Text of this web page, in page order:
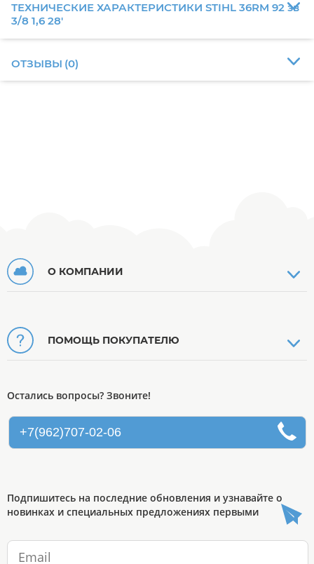
ТЕХНИЧЕСКИЕ ХАРАКТЕРИСТИКИ STIHL 36RM 92 зв
3/8 1,6 28'
ОТЗЫВЫ (0)
О КОМПАНИИ
ПОМОЩЬ ПОКУПАТЕЛЮ
Остались вопросы? Звоните!
+7(962)707-02-06
Подпишитесь на последние обновления и узнавайте о
новинках и специальных предложениях первыми